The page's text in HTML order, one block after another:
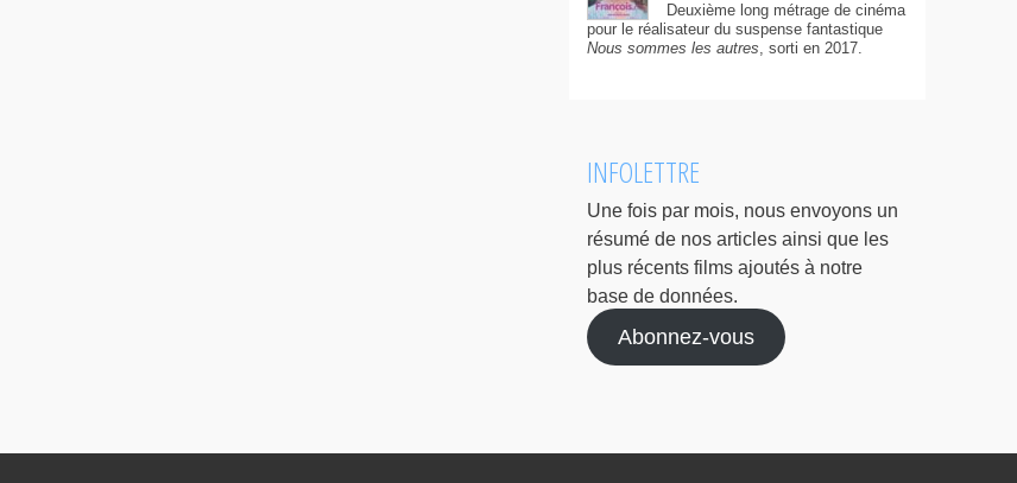
Deuxième long métrage de cinéma
pour le réalisateur du suspense fantastique
Nous sommes les autres, sorti en 2017.
INFOLETTRE
Une fois par mois, nous envoyons un
résumé de nos articles ainsi que les
plus récents films ajoutés à notre
base de données.
Abonnez-vous